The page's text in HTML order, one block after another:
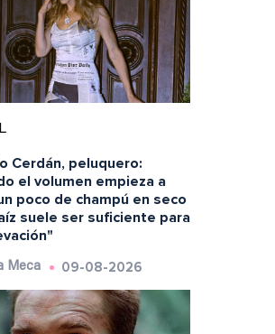
Cerdán, peluquero:
el volumen empieza a
poco de champú en seco
suele ser suficiente para
Meca 09-08-2026